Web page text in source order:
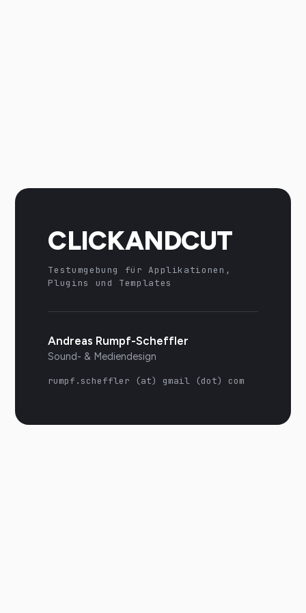
CLICKANDCUT
Testumgebung für Applikationen,
Plugins und Templates
Andreas Rumpf-Scheffler
Sound- & Mediendesign
rumpf.scheffler (at) gmail (dot) com